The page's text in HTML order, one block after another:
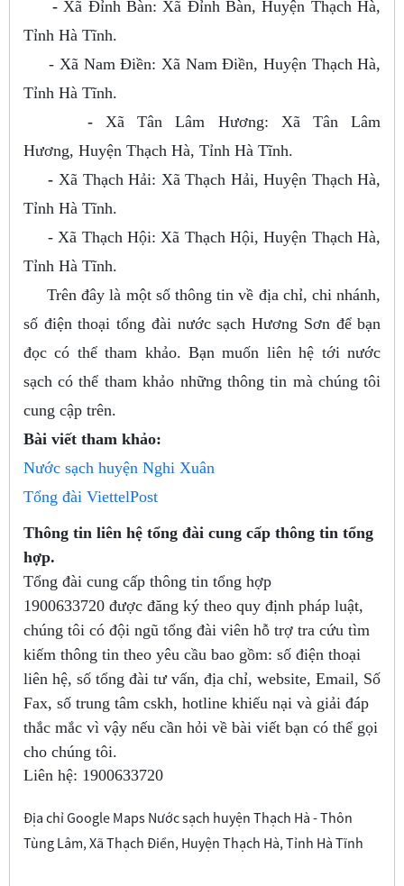
-Xã Đỉnh Bàn: Xã Đỉnh Bàn, Huyện Thạch Hà,
Tỉnh Hà Tĩnh.
- Xã Nam Điền: Xã Nam Điền, Huyện Thạch Hà,
Tỉnh Hà Tĩnh.
- Xã Tân Lâm Hương: Xã Tân Lâm
Hương, Huyện Thạch Hà, Tỉnh Hà Tĩnh.
- Xã Thạch Hải: Xã Thạch Hải, Huyện Thạch Hà,
Tỉnh Hà Tĩnh.
- Xã Thạch Hội: Xã Thạch Hội, Huyện Thạch Hà,
Tỉnh Hà Tĩnh.
Trên đây là một số thông tin về địa chỉ, chi nhánh,
số điện thoại tổng đài nước sạch Hương Sơn để bạn
đọc có thể tham khảo. Bạn muốn liên hệ tới nước
sạch có thể tham khảo những thông tin mà chúng tôi
cung cập trên.
Bài viết tham khảo:
Nước sạch huyện Nghi Xuân
Tổng đài ViettelPost
Thông tin liên hệ tổng đài cung cấp thông tin tổng
hợp.
Tổng đài cung cấp thông tin tổng hợp
1900633720 được đăng ký theo quy định pháp luật,
chúng tôi có đội ngũ tổng đài viên hỗ trợ tra cứu tìm
kiếm thông tin theo yêu cầu bao gồm: số điện thoại
liên hệ, số tổng đài tư vấn, địa chỉ, website, Email, Số
Fax, số trung tâm cskh, hotline khiếu nại và giải đáp
thắc mắc vì vậy nếu cần hỏi về bài viết bạn có thể gọi
cho chúng tôi.
Liên hệ: 1900633720
Địa chỉ Google Maps Nước sạch huyện Thạch Hà - Thôn
Tùng Lâm, Xã Thạch Điền, Huyện Thạch Hà, Tỉnh Hà Tĩnh